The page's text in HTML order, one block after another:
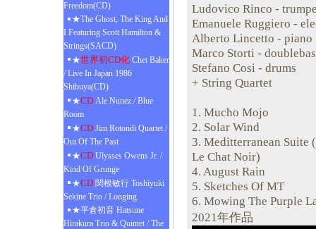
Freedom(CD)
★The Ghost, The King And
I Featuring Scott Hamilton &
Strings(SACD)
★世界初CD化 Chet Baker
/ Live In Japan 1986
Shibuya(CD)
★CD Ale Nunez / Blue
Room
★CD Jim Rotondi Quartet /
Out Of The Past
★CD Ulysses Owens Jr. /
Kind Of Grunge
★CD 関根敏行 Toshiyuki
Sekine Trio / Longing
★平倉初音 Hatsune
Hirakura Trio & Quintet / The
Ludovico Rinco -
Emanuele Ruggiero -
Alberto Lincetto - piano
Marco Storti -
Stefano Cosi - drums
+ String Quartet
1. Mucho Mojo
2. Solar Wind
3. Meditterranean Suite
Le Chat Noir)
4. August Rain
5. Sketches Of MT
6. Mowing The Purple
2021年作品